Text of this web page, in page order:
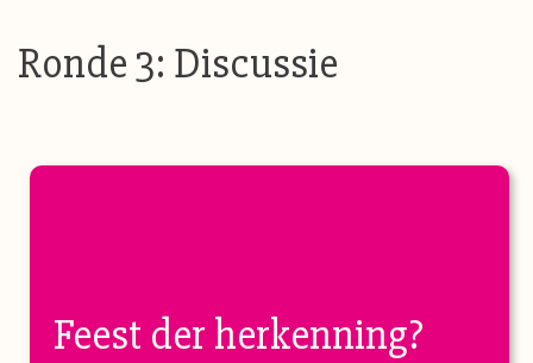
Ronde 3: Discussie
Feest der herkenning?